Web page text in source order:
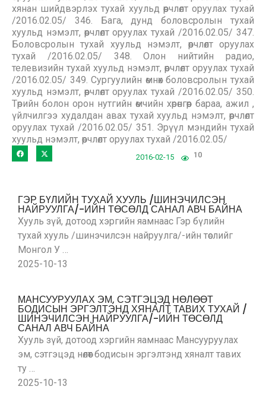
2016-02-15 10
ГЭР БҮЛИЙН ТУХАЙ ХУУЛЬ /ШИНЭЧИЛСЭН
НАЙРУУЛГА/-ИЙН ТӨСӨЛД САНАЛ АВЧ БАЙНА
Хууль зүй, дотоод хэргийн яамнаас Гэр бүлийн
тухай хууль /шинэчилсэн найруулга/-ийн төслийг
Монгол У …
2025-10-13
МАНСУУРУУЛАХ ЭМ, СЭТГЭЦЭД НӨЛӨӨТ
БОДИСЫН ЭРГЭЛТЭНД ХЯНАЛТ ТАВИХ ТУХАЙ /
ШИНЭЧИЛСЭН НАЙРУУЛГА/-ИЙН ТӨСӨЛД
САНАЛ АВЧ БАЙНА
Хууль зүй, дотоод хэргийн яамнаас Мансууруулах
эм, сэтгэцэд нөлөөт бодисын эргэлтэнд хяналт тавих
ту …
2025-10-13